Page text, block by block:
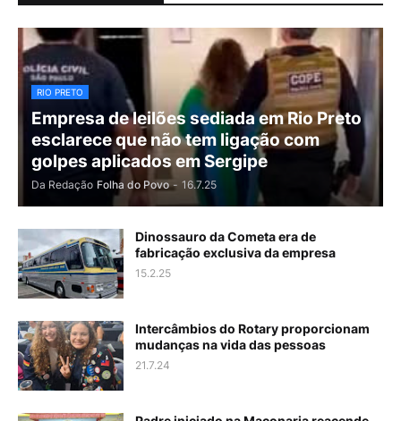
RIO PRETO
Empresa de leilões sediada em Rio Preto
esclarece que não tem ligação com
golpes aplicados em Sergipe
Da Redação Folha do Povo - 16.7.25
Dinossauro da Cometa era de
fabricação exclusiva da empresa
15.2.25
Intercâmbios do Rotary proporcionam
mudanças na vida das pessoas
21.7.24